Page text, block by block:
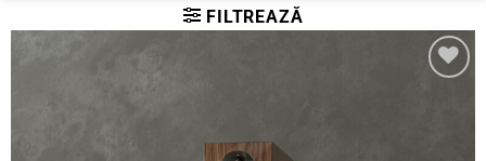
FILTREAZĂ